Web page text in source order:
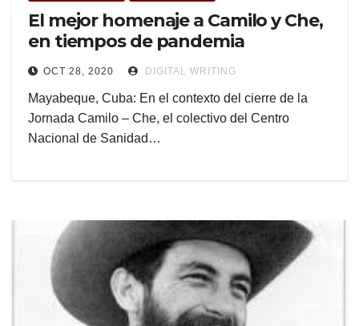
El mejor homenaje a Camilo y Che,
en tiempos de pandemia
OCT 28, 2020 DIGITAL WRITING
Mayabeque, Cuba: En el contexto del cierre de la
Jornada Camilo – Che, el colectivo del Centro
Nacional de Sanidad…